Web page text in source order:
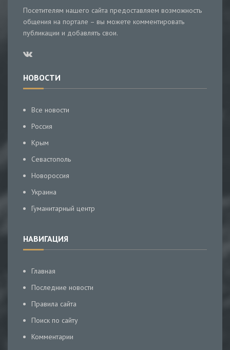
Посетителям нашего сайта предоставляем возможность
общения на портале – вы можете комментировать
публикации и добавлять свои.
НОВОСТИ
Все новости
Россия
Крым
Севастополь
Новороссия
Украина
Гуманитарный центр
НАВИГАЦИЯ
Главная
Последние новости
Правила сайта
Поиск по сайту
Комментарии